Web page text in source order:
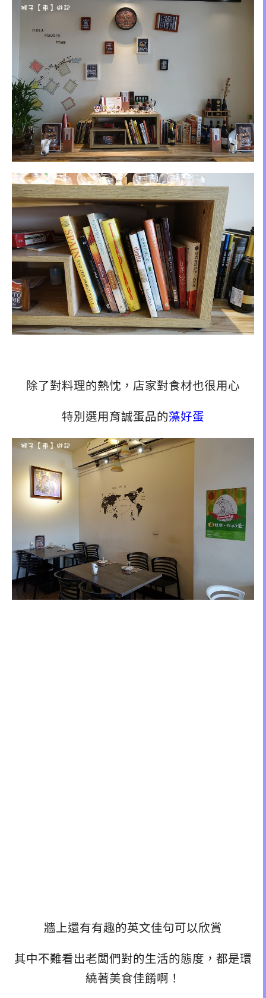
除了對料理的熱忱，店家對食材也很用心
特別選用育誠蛋品的藻好蛋
牆上還有有趣的英文佳句可以欣賞
其中不難看出老闆們對的生活的態度，都是環
繞著美食佳餚啊！